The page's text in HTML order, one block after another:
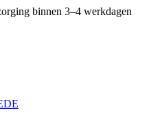
binnen 3–4 werkdagen